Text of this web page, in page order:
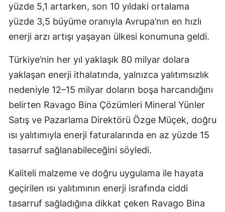
yüzde 5,1 artarken, son 10 yıldaki ortalama
yüzde 3,5 büyüme oranıyla Avrupa’nın en hızlı
enerji arzı artışı yaşayan ülkesi konumuna geldi.
Türkiye’nin her yıl yaklaşık 80 milyar dolara
yaklaşan enerji ithalatında, yalnızca yalıtımsızlık
nedeniyle 12–15 milyar doların boşa harcandığını
belirten Ravago Bina Çözümleri Mineral Yünler
Satış ve Pazarlama Direktörü Özge Müçek, doğru
ısı yalıtımıyla enerji faturalarında en az yüzde 15
tasarruf sağlanabileceğini söyledi.
Kaliteli malzeme ve doğru uygulama ile hayata
geçirilen ısı yalıtımının enerji israfında ciddi
tasarruf sağladığına dikkat çeken Ravago Bina